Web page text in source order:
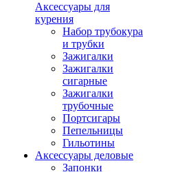
Аксессуары для
курения
Набор трубокура
и трубки
Зажигалки
Зажигалки
сигарные
Зажигалки
трубочные
Портсигары
Пепельницы
Гильотины
Аксессуары деловые
Запонки